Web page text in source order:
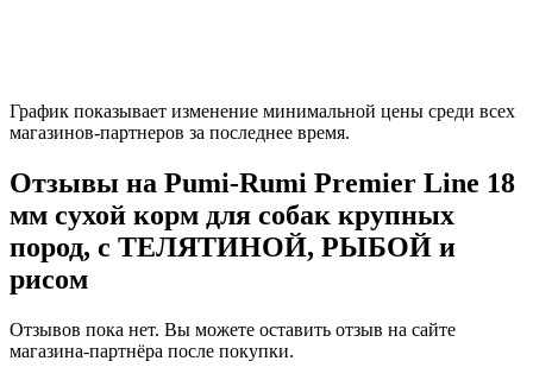
График показывает изменение минимальной цены среди всех
магазинов-партнеров за последнее время.
Отзывы на Pumi-Rumi Premier Line 18
мм сухой корм для собак крупных
пород, с ТЕЛЯТИНОЙ, РЫБОЙ и
рисом
Отзывов пока нет. Вы можете оставить отзыв на сайте
магазина-партнёра после покупки.